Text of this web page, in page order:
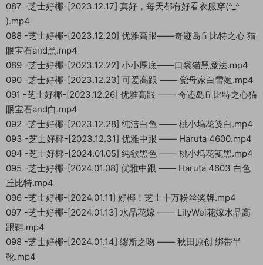
087 -芝士好椰-[2023.12.17] 真好，每天都有好看衣服穿(^_^
).mp4
088 -芝士好椰-[2023.12.20] 优雅高跟——奇迹岛丘比特之心 猫
眼宝石and黑.mp4
089 -芝士好椰-[2023.12.22] 小小厚底——口袋猫黑魔法.mp4
090 -芝士好椰-[2023.12.23] 可爱高跟 —— 觉母家白雪姬.mp4
091 -芝士好椰-[2023.12.26] 优雅高跟 —— 奇迹岛丘比特之心猫
眼宝石and白.mp4
092 -芝士好椰-[2023.12.28] 纯洁白色 —— 桃小坞花笺白.mp4
093 -芝士好椰-[2023.12.31] 优雅中跟 —— Haruta 4600.mp4
094 -芝士好椰-[2024.01.05] 纯欲黑色 —— 桃小坞花笺黑.mp4
095 -芝士好椰-[2024.01.08] 优雅中跟 —— Haruta 4603 白色
丘比特.mp4
096 -芝士好椰-[2024.01.11] 好椰！芝士十万粉丝奖牌.mp4
097 -芝士好椰-[2024.01.13] 水晶花嫁 —— LilyWei花嫁水晶高
跟鞋.mp4
098 -芝士好椰-[2024.01.14] 缪斯之吻 —— 秋田原创 绑带半
靴.mp4